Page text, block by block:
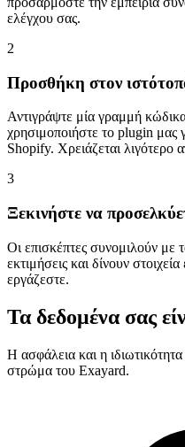
ελέγχου σας.
2
Προσθήκη στον
Αντιγράψτε μία γραμμή
χρησιμοποιήστε το plugin μας
Shopify. Χρειάζεται λιγότερο
3
Ξεκινήστε να
Οι επισκέπτες συνομιλούν με
εκτιμήσεις και δίνουν
εργάζεστε.
Τα δεδομένα σας
Η ασφάλεια και η
στρώμα του Exayard.